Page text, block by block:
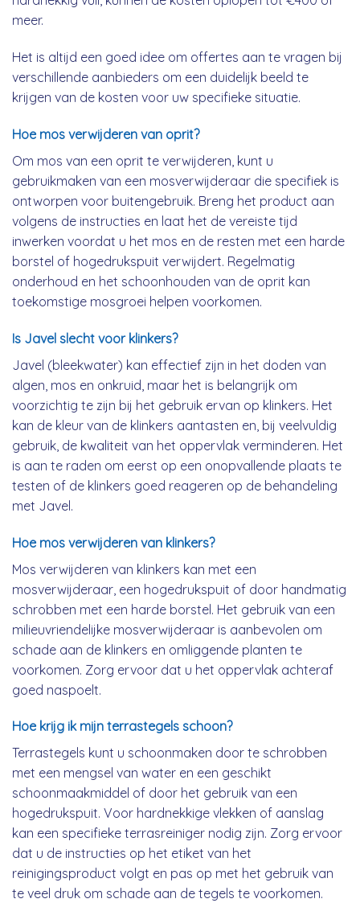
meer.
Het is altijd een goed idee om offertes aan te vragen bij
verschillende aanbieders om een duidelijk beeld te
krijgen van de kosten voor uw specifieke situatie.
Hoe mos verwijderen van oprit?
Om mos van een oprit te verwijderen, kunt u
gebruikmaken van een mosverwijderaar die specifiek is
ontworpen voor buitengebruik. Breng het product aan
volgens de instructies en laat het de vereiste tijd
inwerken voordat u het mos en de resten met een harde
borstel of hogedrukspuit verwijdert. Regelmatig
onderhoud en het schoonhouden van de oprit kan
toekomstige mosgroei helpen voorkomen.
Is Javel slecht voor klinkers?
Javel (bleekwater) kan effectief zijn in het doden van
algen, mos en onkruid, maar het is belangrijk om
voorzichtig te zijn bij het gebruik ervan op klinkers. Het
kan de kleur van de klinkers aantasten en, bij veelvuldig
gebruik, de kwaliteit van het oppervlak verminderen. Het
is aan te raden om eerst op een onopvallende plaats te
testen of de klinkers goed reageren op de behandeling
met Javel.
Hoe mos verwijderen van klinkers?
Mos verwijderen van klinkers kan met een
mosverwijderaar, een hogedrukspuit of door handmatig
schrobben met een harde borstel. Het gebruik van een
milieuvriendelijke mosverwijderaar is aanbevolen om
schade aan de klinkers en omliggende planten te
voorkomen. Zorg ervoor dat u het oppervlak achteraf
goed naspoelt.
Hoe krijg ik mijn terrastegels schoon?
Terrastegels kunt u schoonmaken door te schrobben
met een mengsel van water en een geschikt
schoonmaakmiddel of door het gebruik van een
hogedrukspuit. Voor hardnekkige vlekken of aanslag
kan een specifieke terrasreiniger nodig zijn. Zorg ervoor
dat u de instructies op het etiket van het
reinigingsproduct volgt en pas op met het gebruik van
te veel druk om schade aan de tegels te voorkomen.